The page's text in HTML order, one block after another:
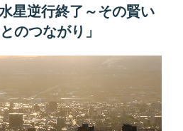
星逆行終了～その賢い
のつながり」